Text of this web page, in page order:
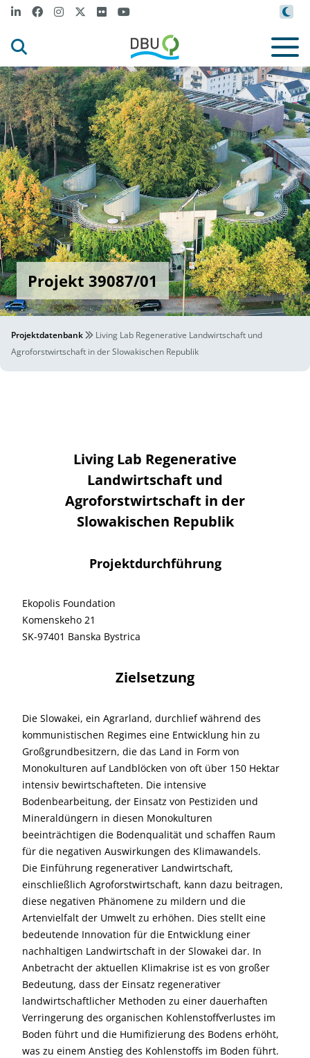
Projekt 39087/01
Projektdatenbank
Living Lab Regenerative Landwirtschaft und
Agroforstwirtschaft in der Slowakischen Republik
Living Lab Regenerative
Landwirtschaft und
Agroforstwirtschaft in der
Slowakischen Republik
Projektdurchführung
Ekopolis Foundation
Komenskeho 21
SK-97401 Banska Bystrica
Zielsetzung
Die Slowakei, ein Agrarland, durchlief während des
kommunistischen Regimes eine Entwicklung hin zu
Großgrundbesitzern, die das Land in Form von
Monokulturen auf Landblöcken von oft über 150 Hektar
intensiv bewirtschafteten. Die intensive
Bodenbearbeitung, der Einsatz von Pestiziden und
Mineraldüngern in diesen Monokulturen
beeinträchtigen die Bodenqualität und schaffen Raum
für die negativen Auswirkungen des Klimawandels.
Die Einführung regenerativer Landwirtschaft,
einschließlich Agroforstwirtschaft, kann dazu beitragen,
diese negativen Phänomene zu mildern und die
Artenvielfalt der Umwelt zu erhöhen. Dies stellt eine
bedeutende Innovation für die Entwicklung einer
nachhaltigen Landwirtschaft in der Slowakei dar. In
Anbetracht der aktuellen Klimakrise ist es von großer
Bedeutung, dass der Einsatz regenerativer
landwirtschaftlicher Methoden zu einer dauerhaften
Verringerung des organischen Kohlenstoffverlustes im
Boden führt und die Humifizierung des Bodens erhöht,
was zu einem Anstieg des Kohlenstoffs im Boden führt.